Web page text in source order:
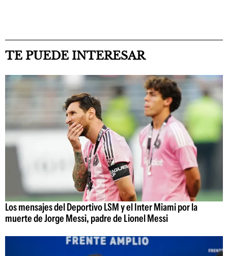
TE PUEDE INTERESAR
Los mensajes del Deportivo LSM y el Inter Miami por la
muerte de Jorge Messi, padre de Lionel Messi